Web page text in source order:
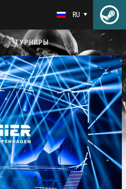
RU
ТУРНИРЫ